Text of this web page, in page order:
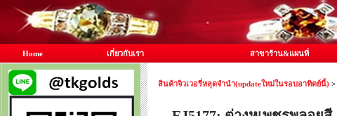
Home เกี่ยวกับเรา สาขาร้าน&แผนที่
สินค้าจิวเวอรี่หลุดจำนำ(updateใหม่ในรอบอาทิตย์นี้) >